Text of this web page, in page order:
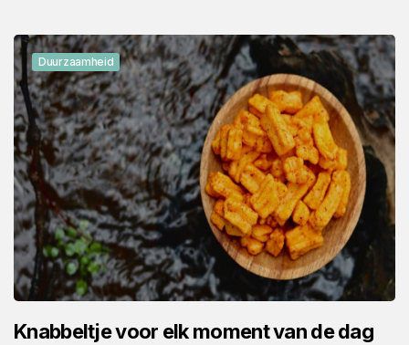
Duurzaamheid
Knabbeltje voor elk moment van de dag